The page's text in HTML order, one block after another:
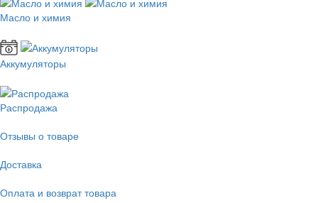
Масло и химия
Аккумуляторы
Распродажа
Отзывы о товаре
Доставка
Оплата и возврат товара